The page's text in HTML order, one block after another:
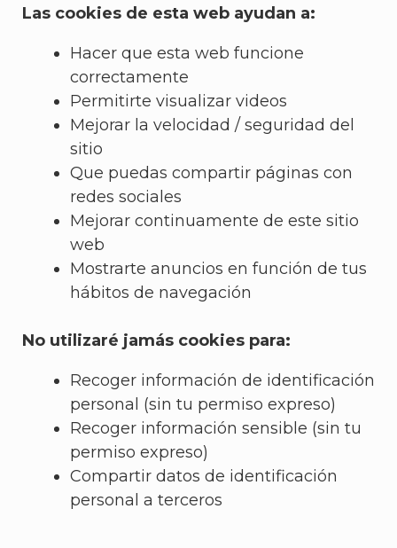
Las cookies de esta web ayudan a:
Hacer que esta web funcione
correctamente
Permitirte visualizar videos
Mejorar la velocidad / seguridad del
sitio
Que puedas compartir páginas con
redes sociales
Mejorar continuamente de este sitio
web
Mostrarte anuncios en función de tus
hábitos de navegación
No utilizaré jamás cookies para:
Recoger información de identificación
personal (sin tu permiso expreso)
Recoger información sensible (sin tu
permiso expreso)
Compartir datos de identificación
personal a terceros